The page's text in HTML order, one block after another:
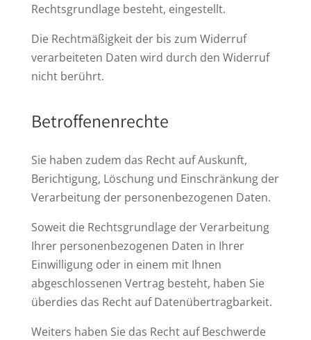
Rechtsgrundlage besteht, eingestellt.
Die Rechtmäßigkeit der bis zum Widerruf
verarbeiteten Daten wird durch den Widerruf
nicht berührt.
Betroffenenrechte
Sie haben zudem das Recht auf Auskunft,
Berichtigung, Löschung und Einschränkung der
Verarbeitung der personenbezogenen Daten.
Soweit die Rechtsgrundlage der Verarbeitung
Ihrer personenbezogenen Daten in Ihrer
Einwilligung oder in einem mit Ihnen
abgeschlossenen Vertrag besteht, haben Sie
überdies das Recht auf Datenübertragbarkeit.
Weiters haben Sie das Recht auf Beschwerde